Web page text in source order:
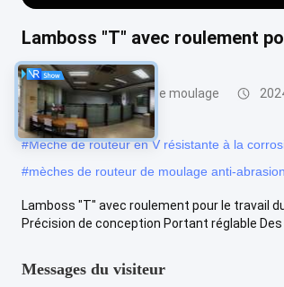
Time
Lamboss "T" avec roulement
Mèches de routeur de moulage
#Mèche de routeur en V résistante à la
#mèches de routeur de moulage anti-abrasion
Lamboss "T" avec roulement pour le travail
Précision de conception Portant réglable Des
Messages du visiteur